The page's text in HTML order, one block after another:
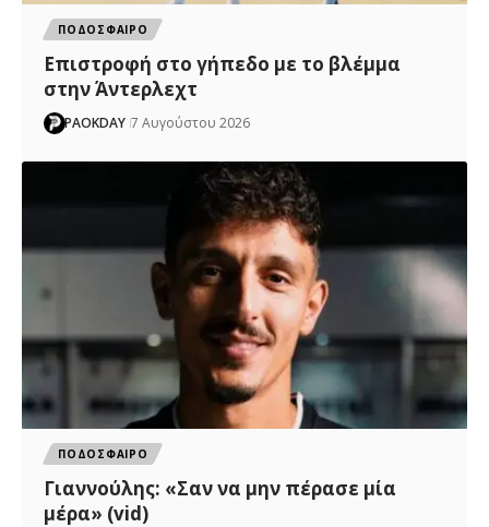
ΠΟΔΟΣΦΑΙΡΟ
Επιστροφή στο γήπεδο με το βλέμμα
στην Άντερλεχτ
PAOKDAY 7 Αυγούστου 2026
ΠΟΔΟΣΦΑΙΡΟ
Γιαννούλης: «Σαν να μην πέρασε μία
μέρα» (vid)